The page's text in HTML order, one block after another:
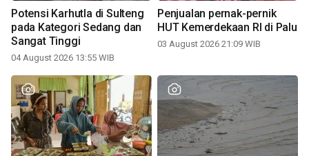
Potensi Karhutla di Sulteng
pada Kategori Sedang dan
Sangat Tinggi
04 August 2026 13:55 WIB
Penjualan pernak-pernik
HUT Kemerdekaan RI di Palu
03 August 2026 21:09 WIB